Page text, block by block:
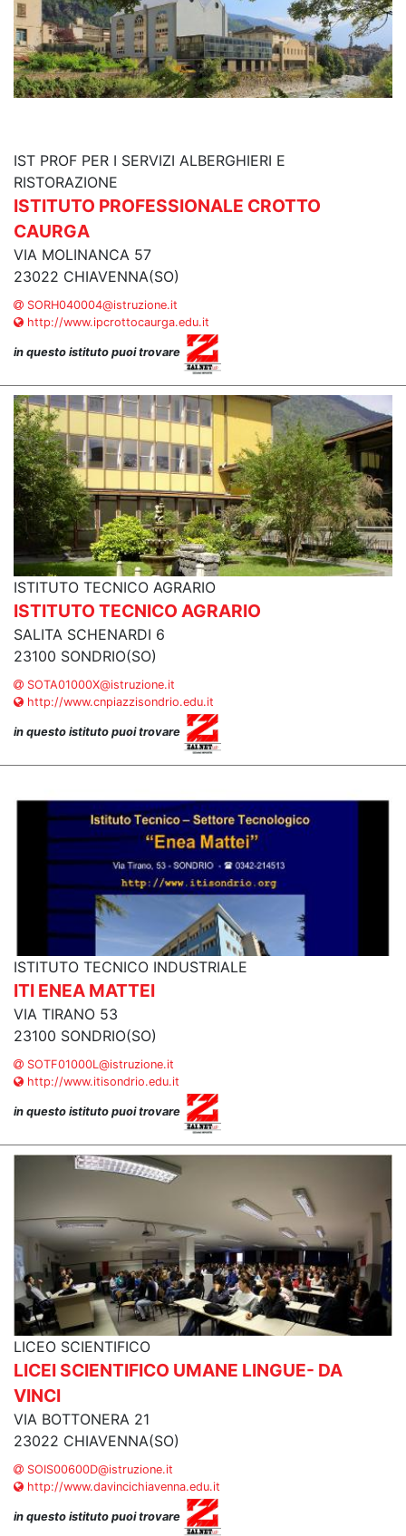
IST PROF PER I SERVIZI ALBERGHIERI E
RISTORAZIONE
ISTITUTO PROFESSIONALE CROTTO
CAURGA
VIA MOLINANCA 57
23022 CHIAVENNA(SO)
SORH040004@istruzione.it
http://www.ipcrottocaurga.edu.it
in questo istituto puoi trovare
ISTITUTO TECNICO AGRARIO
ISTITUTO TECNICO AGRARIO
SALITA SCHENARDI 6
23100 SONDRIO(SO)
SOTA01000X@istruzione.it
http://www.cnpiazzisondrio.edu.it
in questo istituto puoi trovare
ISTITUTO TECNICO INDUSTRIALE
ITI ENEA MATTEI
VIA TIRANO 53
23100 SONDRIO(SO)
SOTF01000L@istruzione.it
http://www.itisondrio.edu.it
in questo istituto puoi trovare
LICEO SCIENTIFICO
LICEI SCIENTIFICO UMANE LINGUE- DA
VINCI
VIA BOTTONERA 21
23022 CHIAVENNA(SO)
SOIS00600D@istruzione.it
http://www.davincichiavenna.edu.it
in questo istituto puoi trovare